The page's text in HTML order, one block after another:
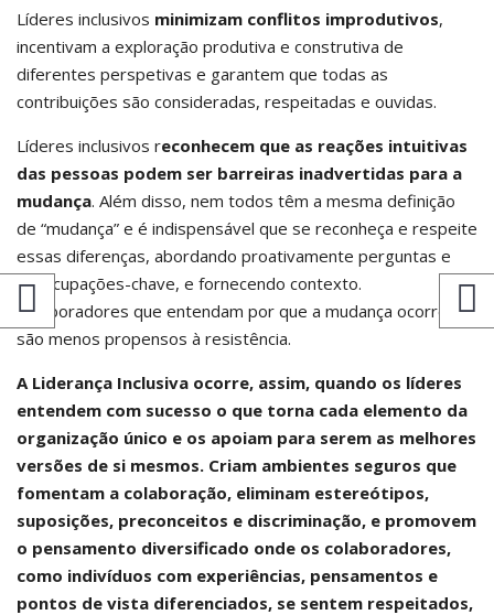
Líderes inclusivos minimizam conflitos improdutivos,
incentivam a exploração produtiva e construtiva de
diferentes perspetivas e garantem que todas as
contribuições são consideradas, respeitadas e ouvidas.
Líderes inclusivos reconhecem que as reações intuitivas
das pessoas podem ser barreiras inadvertidas para a
mudança. Além disso, nem todos têm a mesma definição
de “mudança” e é indispensável que se reconheça e respeite
essas diferenças, abordando proativamente perguntas e
preocupações-chave, e fornecendo contexto.
Colaboradores que entendam por que a mudança ocorre,
são menos propensos à resistência.
A Liderança Inclusiva ocorre, assim, quando os líderes
entendem com sucesso o que torna cada elemento da
organização único e os apoiam para serem as melhores
versões de si mesmos. Criam ambientes seguros que
fomentam a colaboração, eliminam estereótipos,
suposições, preconceitos e discriminação, e promovem
o pensamento diversificado onde os colaboradores,
como indivíduos com experiências, pensamentos e
pontos de vista diferenciados, se sentem respeitados,